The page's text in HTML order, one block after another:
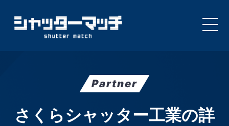
Partner
さくらシャッター工業の詳